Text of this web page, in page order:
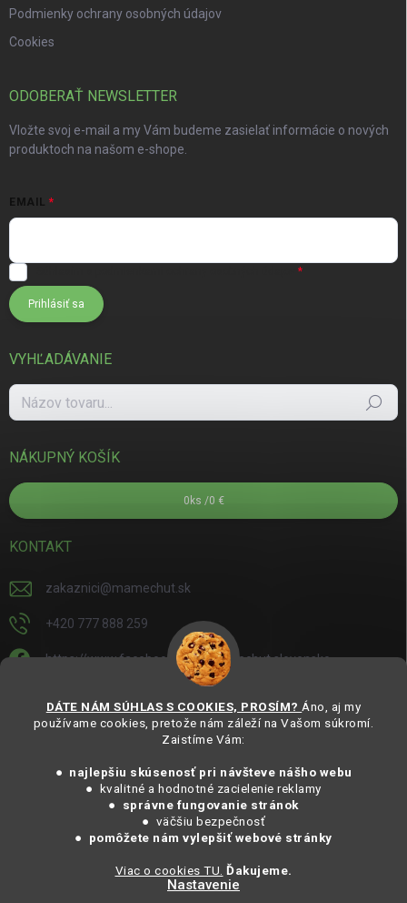
DÁTE NÁM SÚHLAS S COOKIES, PROSÍM? Áno, aj my
používame cookies, pretože nám záleží na Vašom súkromí.
Zaistíme Vám:
● najlepšiu skúsenosť pri návšteve nášho webu
● kvalitné a hodnotné zacielenie reklamy
●
správne fungovanie stránok
● väčšiu bezpečnosť
● pomôžete nám vylepšiť webové stránky
Viac o cookies TU. Ďakujeme.
Nastavenie
Podmienky ochrany osobných údajov
Cookies
ODOBERAŤ NEWSLETTER
Vložte svoj e-mail a my Vám budeme zasielať informácie o nových
produktoch na našom e-shope.
EMAIL
Prihlásiť sa
VYHĽADÁVANIE
Hľadať
NÁKUPNÝ KOŠÍK
0 ks /0 €
KONTAKT
zakaznici@mamechut.sk
+420 777 888 259
https://www.facebook.com/mamechut.slovensko
https://www.youtube.com/@mamechutczsk
@mamechut.czsk
MámeChuť Organic. Všechna práva vyhrazena.